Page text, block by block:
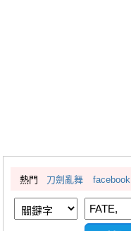
繪圖藝廊
交流中心
攤位轉讓區
熱門 刀劍亂舞 facebook